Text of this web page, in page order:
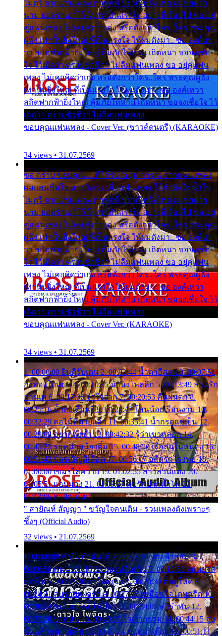
ไมตรี จากแฟนเพลง ทุกทุกที่ ปราณีหลั่งไหล ผมขอฝาก
นาม ยอดรักเอาไว้ โปรดเป็นแรงใจ อย่างนี้เรื่อยไป ขอ อยู่
คู่แฟนเพลง ไม่เคยคิดว่าเก่ง หรือดังกว่าใคร..ใคร พระคุณ
ผู้ฟัง เท่านั้นยิ่งใหญ่ ที่เป็นแรงใจ ให้ผมดังมา.. ขอ องค์เท
วา สถิตฟากฟ้ายิ่งใหญ่ คุ้มภัยให้ท่าน เถิดหนา ขอจงเชื่อ
ใจ ไว้เถิดว่า ตราบชั่วชีวา ไม่ลืมแฟนเพลง ขอ อยู่คู่แฟน
เพลง ไม่เคยคิดว่าเก่ง หรือดังกว่าใคร..ใคร พระคุณผู้ฟัง
เท่านั้นยิ่งใหญ่ ที่เป็นแรงใจ ให้ผมดังมา.. ขอ องค์เทวา
สถิตฟากฟ้ายิ่งใหญ่ คุ้มภัยให้ท่าน เถิดหนา ขอจงเชื่อใจ ไว้
เถิดว่า ตราบชั่วชีวา ไม่ลืมแฟนเพลง
ขอบคุณแฟนเพลง - Cover Ver. (ซาวด์ดนตรี) (KARAOKE)
34 views • 31.07.2569
ขอ กราบ ขอบคุณ.... ที่ได้รับไออุ่น การุณ จากแฟน เพลง
ผมแสนชื่นใจ หายวังเวง เมื่อแฟนเพลง ให้กำลังใจ น้ำใจ
ไมตรี จากแฟนเพลง ทุกทุกที่ ปราณีหลั่งไหล ผมขอฝาก
นาม ยอดรักเอาไว้ โปรดเป็นแรงใจ อย่างนี้เรื่อยไป ขอ อยู่
คู่แฟนเพลง ไม่เคยคิดว่าเก่ง หรือดังกว่าใคร..ใคร พระคุณ
ผู้ฟัง เท่านั้นยิ่งใหญ่ ที่เป็นแรงใจ ให้ผมดังมา.. ขอ องค์เท
วา สถิตฟากฟ้ายิ่งใหญ่ คุ้มภัยให้ท่าน เถิดหนา ขอจงเชื่อ
ใจ ไว้เถิดว่า ตราบชั่วชีวา ไม่ลืมแฟนเพลง ขอ อยู่คู่แฟน
เพลง ไม่เคยคิดว่าเก่ง หรือดังกว่าใคร..ใคร พระคุณผู้ฟัง
เท่านั้นยิ่งใหญ่ ที่เป็นแรงใจ ให้ผมดังมา.. ขอ องค์เทวา
สถิตฟากฟ้ายิ่งใหญ่ คุ้มภัยให้ท่าน เถิดหนา ขอจงเชื่อใจ ไว้
เถิดว่า ตราบชั่วชีวา ไม่ลืมแฟนเพลง
ขอบคุณแฟนเพลง - Cover Ver. (KARAOKE)
34 views • 31.07.2569
1. 00:00:00 ยินดีรับเดน 2. 00:03:44 น้ำตาอีสาน 3. 00:07:51
กิ่งทองใบหยก 4. 00:10:35 น้ำนิ่งไหลลึก 5. 00:13:49 ลานรัก
ลานเท 6. 00:17:06 จำใจจาก 7. 00:20:53 คืนฝนตก 8.
00:25:16 น้ำลงเดือนยี่ 9. 00:28:47 โสนน้อยเรือนงาม 10.
00:32:29 ตอไม้ที่ตายแล้ว 11. 00:35:41 น้ำกรดแช่เย็น 12.
00:39:08 อยากฟังซ้ำ 13. 00:42:32 รู้ว่าเขาหลอก 14.
00:45:25 รอหน่อยน้องติ๋ม 15. 00:48:56 เรือล่มในหนอง 16.
00:51:43 บัตรเชิญสีเลือด 17. 00:56:07 อดีตรักโรงทอ 18.
01:00:00 เขมรไล่ควาย 19. 01:02:55 สาวสวนแตง 20.
01:05:51 แอบมอง 21. 01:09:27 พบรักปากน้ำโพ 22.
01:13:06 สายัณห์เมา
" สายัณห์ สัญญา " ขวัญใจคนเดิม - รวมเพลงดังเพราะๆ
ซึ้งๆ (Official Audio)
32 views • 21.07.2569
1. 00:00:00 ทำไมทำฉันได้ 2. 00:03:20 นางฟ้าสลัม 3.
00:06:50 คน 4. 00:10:36 บุญเหลือเกิน 5. 00:13:58 ฝนหยาด
สุดท้าย 6. 00:17:30 ยาใจยาจก 7. 00:20:30 คิดดูให้ดี 8.
00:24:21 ลบรอยแผลรัก 9. 00:27:35 เหมือนใจโดนกรีด 10.
00:30:54 ขบวนการเปาเปียว 11. 00:34:05 คำรำพัน 12.
00:37:20 ปาหนัน 13. 00:40:37 ใจเจ้ากรรม 14. 00:44:15 จูบ
ฉันแล้วจงตายเสีย 15. 00:47:24 ขอสูมาเต๊อะ 16. 00:51:11